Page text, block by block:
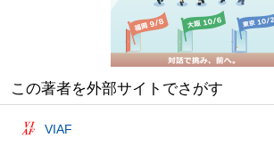
この著者を外部サイトでさがす
VIAF